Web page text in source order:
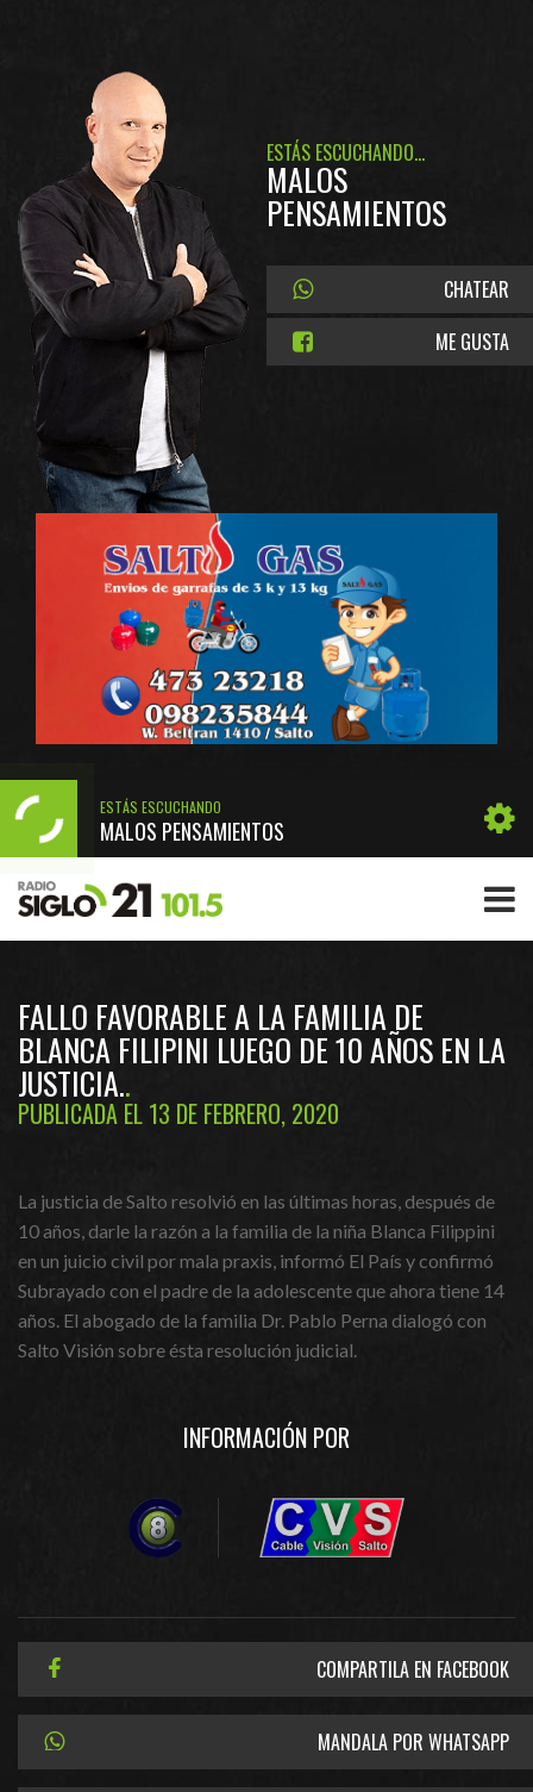
ESTÁS ESCUCHANDO...
MALOS
PENSAMIENTOS
CHATEAR
ME GUSTA
ESTÁS ESCUCHANDO
MALOS PENSAMIENTOS
FALLO FAVORABLE A LA FAMILIA DE
BLANCA FILIPINI LUEGO DE 10 AÑOS EN LA
JUSTICIA.
PUBLICADA EL 13 DE FEBRERO, 2020
La justicia de Salto resolvió en las últimas horas, después de
10 años, darle la razón a la familia de la niña Blanca Filippini
en un juicio civil por mala praxis, informó El País y confirmó
Subrayado con el padre de la adolescente que ahora tiene 14
años. El abogado de la familia Dr. Pablo Perna dialogó con
Salto Visión sobre ésta resolución judicial.
INFORMACIÓN POR
COMPARTILA EN FACEBOOK
MANDALA POR WHATSAPP